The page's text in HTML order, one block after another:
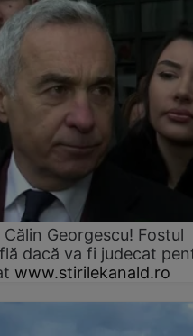
Georgescu! Fostul
dacă va fi judecat
www.stirilekanald.ro